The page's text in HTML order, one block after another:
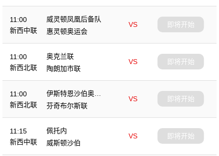
11:00
新西中联
威灵顿凤凰后备队
VS
惠灵顿奥运会
即将开始
11:00
新西北联
奥克兰联
VS
陶朗加市联
即将开始
11:00
新西北联
伊斯特恩沙伯奥克
兰
VS
芬奇布尔斯联
即将开始
11:15
新西中联
佩托内
VS
威斯顿沙伯
即将开始